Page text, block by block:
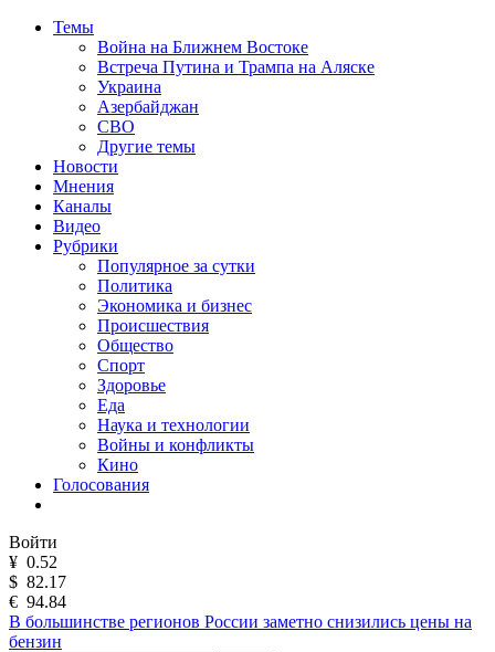
Темы
Война на Ближнем Востоке
Встреча Путина и Трампа на Аляске
Украина
Азербайджан
СВО
Другие темы
Новости
Мнения
Каналы
Видео
Рубрики
Популярное за сутки
Политика
Экономика и бизнес
Происшествия
Общество
Спорт
Здоровье
Еда
Наука и технологии
Войны и конфликты
Кино
Голосования
Войти
¥ 0.52
$ 82.17
€ 94.84
В большинстве регионов России заметно снизились цены на
бензин